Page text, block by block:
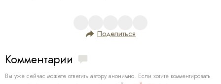
Поделиться
Комментарии
Вы уже сейчас можете ответить автору анонимно. Если хотите комментировать